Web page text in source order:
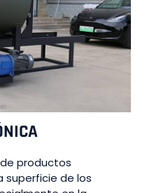
productos
superficie de los